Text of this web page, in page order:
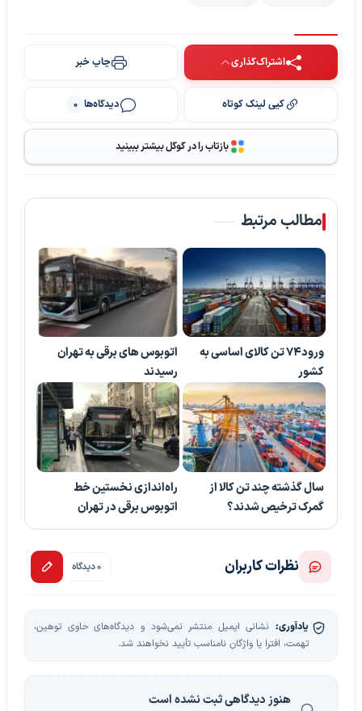
اشتراک‌گذاری چاپ خبر
کپی لینک کوتاه دیدگاه‌ها 0
بازتاب را در گوگل بیشتر ببینید
مطالب مرتبط
ورود۷۴ تن کالای اساسی به
کشور
اتوبوس های برقی به تهران
رسیدند
سال گذشته چند تن کالا از
گمرک ترخیص شدند؟
راه‌اندازی نخستین خط
اتوبوس برقی در تهران
نظرات کاربران 0 دیدگاه
یادآوری: نشانی ایمیل منتشر نمی‌شود و دیدگاه‌های حاوی توهین،
تهمت، افترا یا واژگان نامناسب تأیید نخواهند شد.
هنوز دیدگاهی ثبت نشده است